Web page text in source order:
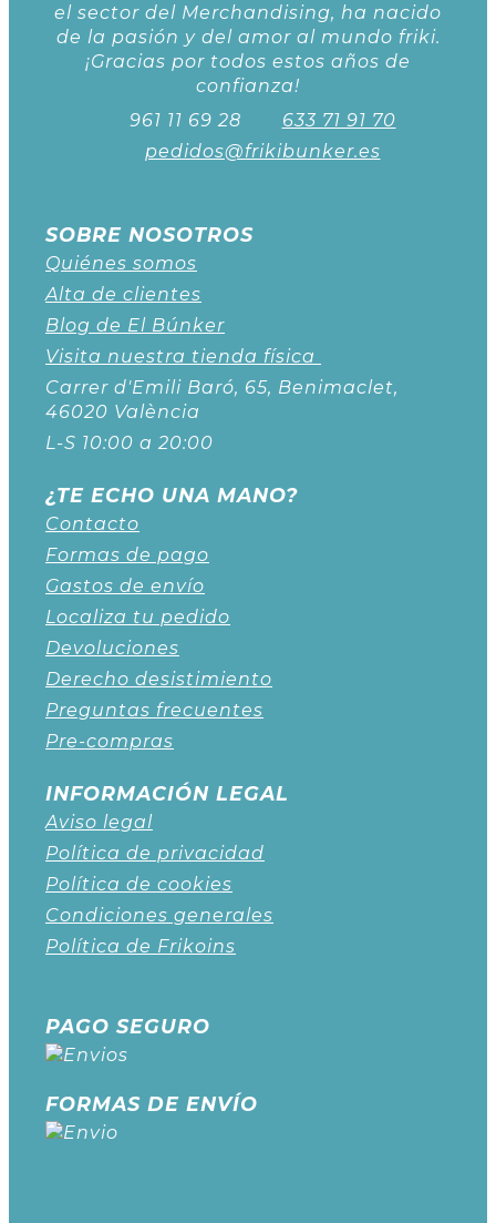
el sector del Merchandising, ha nacido
de la pasión y del amor al mundo friki.
¡Gracias por todos estos años de
confianza!
961 11 69 28
633 71 91 70
pedidos@frikibunker.es
SOBRE NOSOTROS
Quiénes somos
Alta de clientes
Blog de El Búnker
Visita nuestra tienda física
Carrer d'Emili Baró, 65, Benimaclet,
46020 València
L-S 10:00 a 20:00
¿TE ECHO UNA MANO?
Contacto
Formas de pago
Gastos de envío
Localiza tu pedido
Devoluciones
Derecho desistimiento
Preguntas frecuentes
Pre-compras
INFORMACIÓN LEGAL
Aviso legal
Política de privacidad
Política de cookies
Condiciones generales
Política de Frikoins
PAGO SEGURO
FORMAS DE ENVÍO